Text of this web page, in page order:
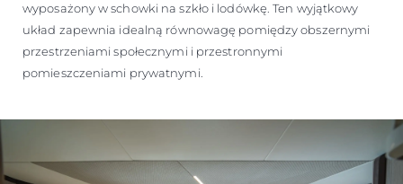
wyposażony w schowki na szkło i lodówkę. Ten wyjątkowy
układ zapewnia idealną równowagę pomiędzy obszernymi
przestrzeniami społecznymi i przestronnymi
pomieszczeniami prywatnymi.